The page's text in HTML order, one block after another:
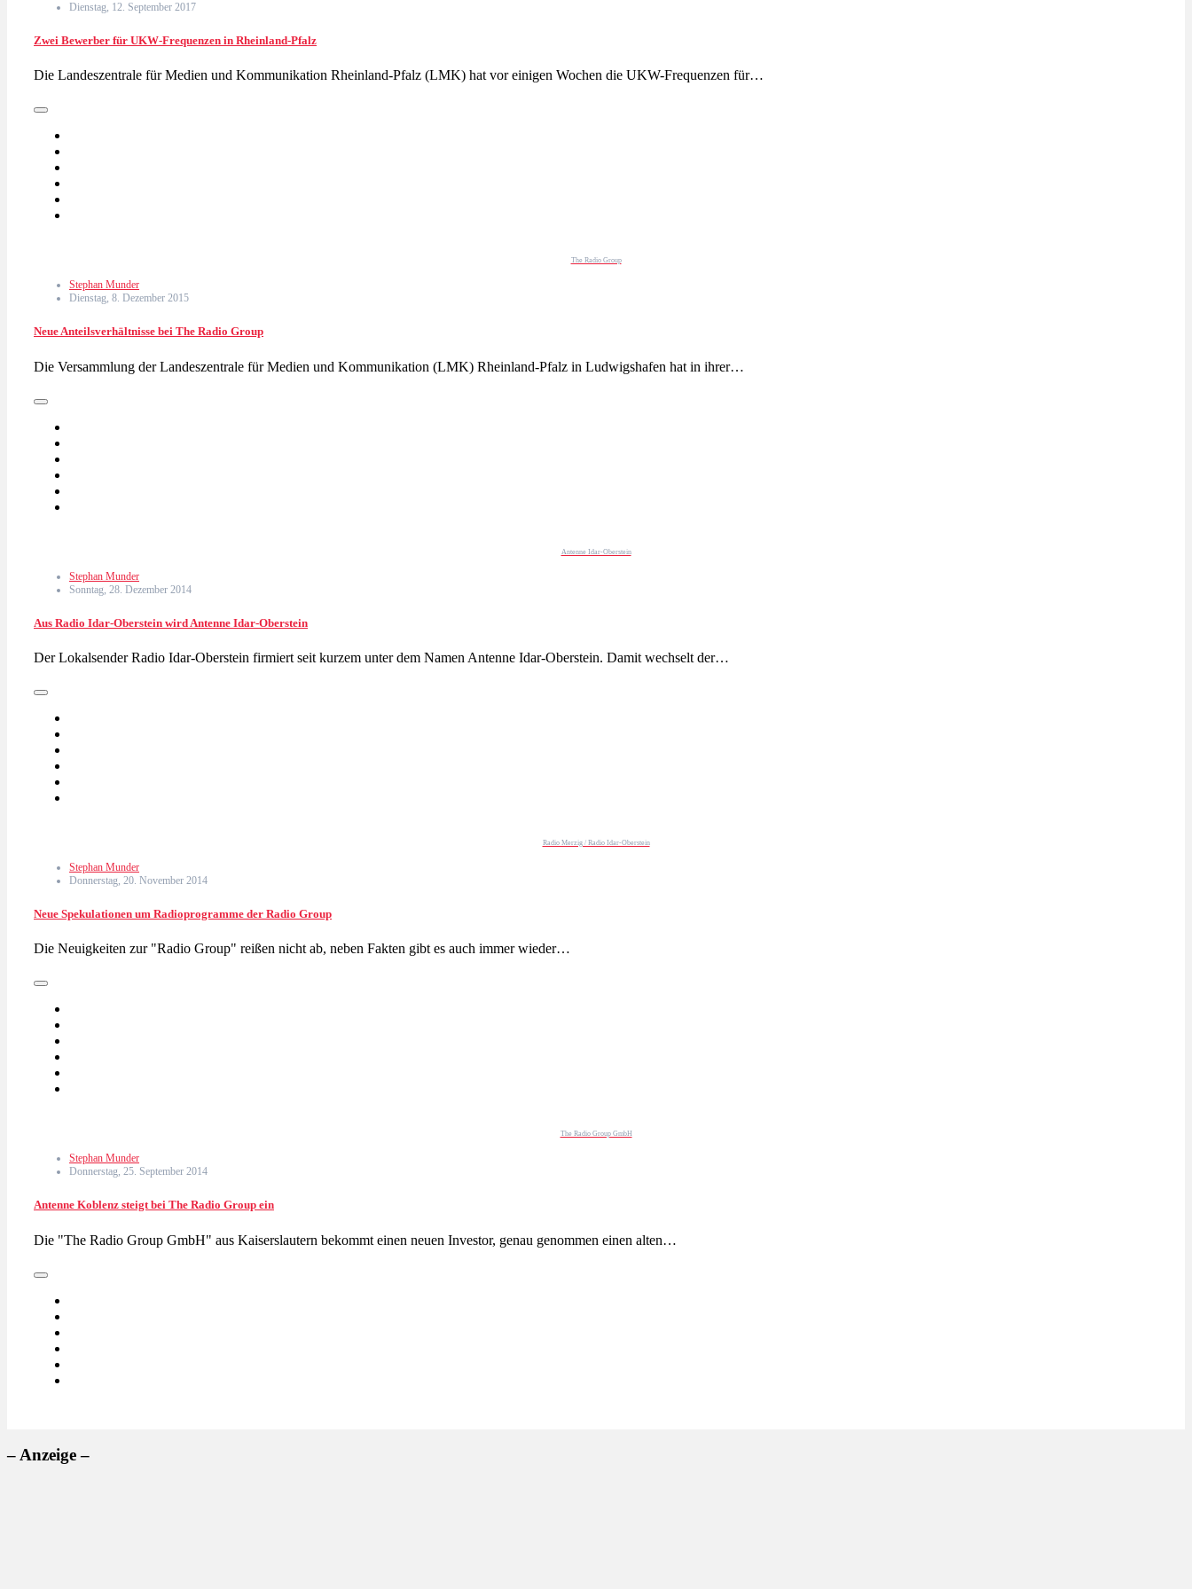
Dienstag, 12. September 2017
Zwei Bewerber für UKW-Frequenzen in Rheinland-Pfalz
Die Landeszentrale für Medien und Kommunikation Rheinland-Pfalz (LMK) hat vor einigen Wochen die UKW-Frequenzen für…
The Radio Group
Stephan Munder
Dienstag, 8. Dezember 2015
Neue Anteilsverhältnisse bei The Radio Group
Die Versammlung der Landeszentrale für Medien und Kommunikation (LMK) Rheinland-Pfalz in Ludwigshafen hat in ihrer…
Antenne Idar-Oberstein
Stephan Munder
Sonntag, 28. Dezember 2014
Aus Radio Idar-Oberstein wird Antenne Idar-Oberstein
Der Lokalsender Radio Idar-Oberstein firmiert seit kurzem unter dem Namen Antenne Idar-Oberstein. Damit wechselt der…
Radio Merzig / Radio Idar-Oberstein
Stephan Munder
Donnerstag, 20. November 2014
Neue Spekulationen um Radioprogramme der Radio Group
Die Neuigkeiten zur "Radio Group" reißen nicht ab, neben Fakten gibt es auch immer wieder…
The Radio Group GmbH
Stephan Munder
Donnerstag, 25. September 2014
Antenne Koblenz steigt bei The Radio Group ein
Die "The Radio Group GmbH" aus Kaiserslautern bekommt einen neuen Investor, genau genommen einen alten…
– Anzeige –